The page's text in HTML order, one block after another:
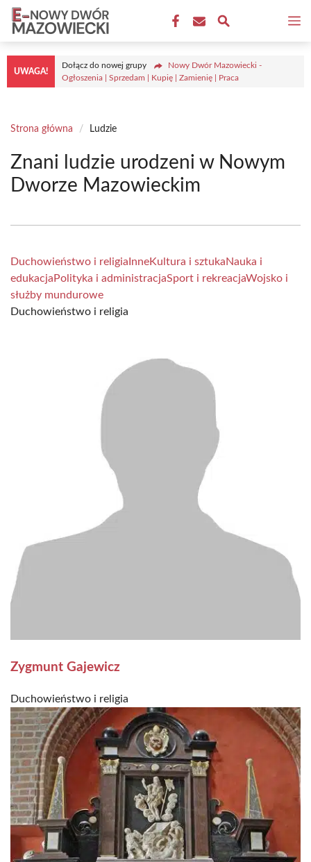
Przejdź
treści
UWAGA!
Dołącz do nowej grupy
Nowy Dwór Mazowiecki -
Ogłoszenia | Sprzedam | Kupię | Zamienię | Praca
Strona główna / Ludzie
Znani ludzie urodzeni w Nowym
Dworze Mazowieckim
Duchowieństwo i religia InneKultura i sztukaNauka i
edukacja Polityka i administracjaSport i rekreacjaWojsko i
służby mundurowe
Duchowieństwo i religia
Zygmunt Gajewicz
Duchowieństwo i religia